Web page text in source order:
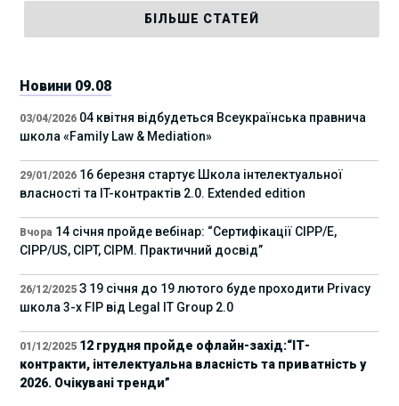
БІЛЬШЕ СТАТЕЙ
Новини 09.08
03/04/2026 04 квітня відбудеться Всеукраїнська правнича
школа «Family Law & Mediation»
29/01/2026 16 березня стартує Школа інтелектуальної
власності та IT-контрактів 2.0. Extended edition
Вчора 14 січня пройде вебінар: “Сертифікації СІРР/Е,
CIPP/US, CIPT, CIPM. Практичний досвід”
26/12/2025 З 19 січня до 19 лютого буде проходити Privacy
школа 3-х FIP від Legal IT Group 2.0
01/12/2025 12 грудня пройде офлайн-захід:“ІТ-
контракти, інтелектуальна власність та приватність у
2026. Очікувані тренди”